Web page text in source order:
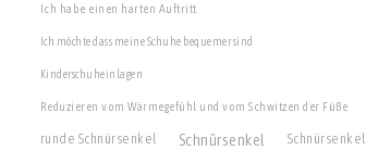
Ich habe einen harten Auftritt
Ich möchte dass meine Schuhe bequemer sind
Kinderschuheinlagen
Reduzieren vom Wärmegefühl und vom Schwitzen der Füße
runde Schnürsenkel Schnürsenkel Schnürsenkel